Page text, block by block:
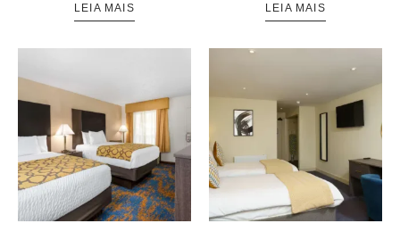
LEIA MAIS LEIA MAIS